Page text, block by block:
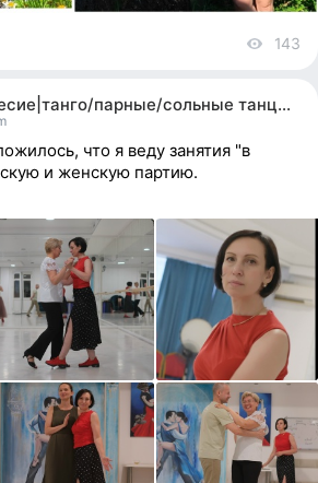
143
Клуб Равновесие|танго/парные/сольные танцы|йога
что я веду занятия "в
и женскую партию.